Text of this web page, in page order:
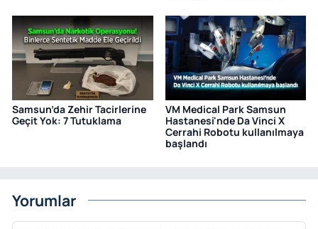
Samsun’da Zehir Tacirlerine
Geçit Yok: 7 Tutuklama
VM Medical Park Samsun
Hastanesi'nde Da Vinci X
Cerrahi Robotu kullanılmaya
başlandı
Yorumlar